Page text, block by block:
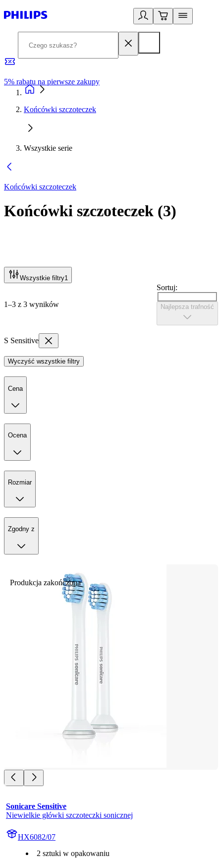
5% rabatu na pierwsze zakupy
Końcówki szczoteczek
Wszystkie serie
Końcówki szczoteczek
Końcówki szczoteczek (3)
Wszystkie filtry1
1–3 z 3 wyników
Sortuj:
Najlepsza trafność
S Sensitive
Wyczyść wszystkie filtry
Cena
Ocena
Rozmiar
Zgodny z
Produkcja zakończona
Sonicare Sensitive
Niewielkie główki szczoteczki sonicznej
HX6082/07
2 sztuki w opakowaniu